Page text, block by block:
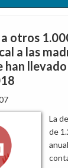
otros
a las
llevado
La
de